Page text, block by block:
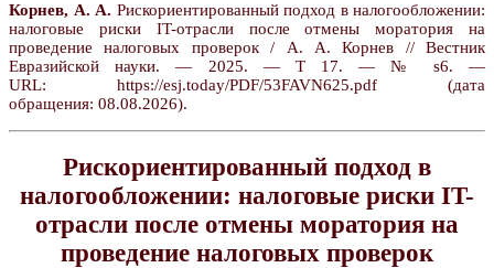
Корнев, А. А. Рискориентированный подход в налогообложении:
налоговые риски IT-отрасли после отмены моратория на
проведение налоговых проверок / А. А. Корнев // Вестник
Евразийской науки. — 2025. — Т 17. — № s6. —
URL: https://esj.today/PDF/53FAVN625.pdf (дата
обращения: 08.08.2026).
Рискориентированный подход в
налогообложении: налоговые риски IT-
отрасли после отмены моратория на
проведение налоговых проверок